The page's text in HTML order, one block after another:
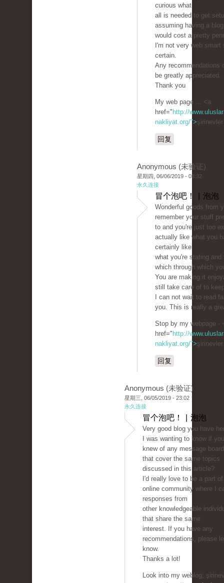
curious what
all is needed to get
assuming having a
would cost a pretty
I'm not very web
certain.
Any recommendations
be greatly appreciated.
Thank you
My web page ... <a
href=" http://
nakliyat.org/">
回复
Anonymous (未验证)
星期四, 06/06/2019 - 03:32
永久连接
冒个泡吧！ | 泡泡
Wonderful goods from
remember your stuff
to and you're just too
actually like what you
certainly like
what you're stating and
which through which
You are making it
still take care of to
I can not wait to read
you. This is really a
Stop by my webpage -
href=" http://
nakliyat.org/">
回复
Anonymous (未验证)
星期三, 06/05/2019 - 23:02
永久连接
冒个泡吧！ | 泡泡
Very good blog you have
I was wanting to know if you
knew of any message
that cover the same topics
discussed in this article?
I'd really love to be a part of
online community where I
responses from
other knowledgeable
that share the same
interest. If you have any
recommendations, please
know.
Thanks a lot!
Look into my weblog;